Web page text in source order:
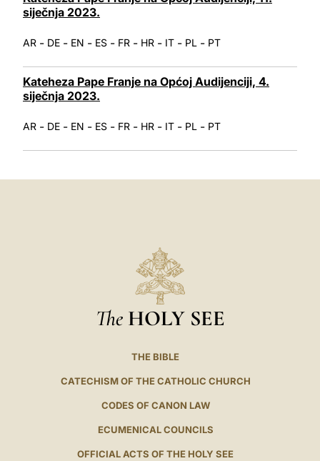
siječnja 2023.
AR - DE - EN - ES - FR - HR - IT - PL - PT
Kateheza Pape Franje na Općoj Audijenciji, 4.
siječnja 2023.
AR - DE - EN - ES - FR - HR - IT - PL - PT
The HOLY SEE
THE BIBLE
CATECHISM OF THE CATHOLIC CHURCH
CODES OF CANON LAW
ECUMENICAL COUNCILS
OFFICIAL ACTS OF THE HOLY SEE